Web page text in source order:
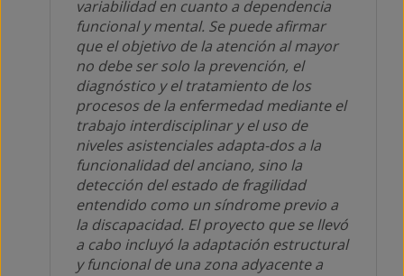
variabilidad en cuanto a dependencia
funcional y mental. Se puede afirmar
que el objetivo de la atención al mayor
no debe ser solo la prevención, el
diagnóstico y el tratamiento de los
procesos de la enfermedad mediante el
trabajo interdisciplinar y el uso de
niveles asistenciales adapta-dos a la
funcionalidad del anciano, sino la
detección del estado de fragilidad
entendido como un síndrome previo a
la discapacidad. El proyecto que se llevó
a cabo incluyó la adaptación estructural
y funcional de una zona adyacente a